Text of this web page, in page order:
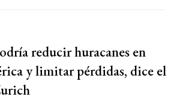
reducir huracanes en
y limitar pérdidas, dice el